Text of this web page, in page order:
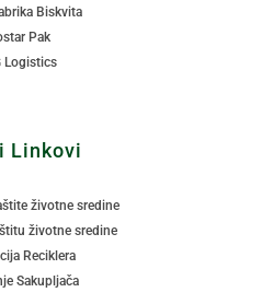
Biskvita
Pak
Logistics
Linkovi
životne sredine
životne sredine
Reciklera
Sakupljača